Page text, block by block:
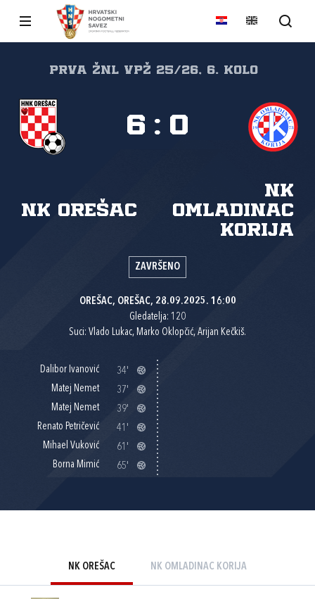
Prva ŽNL VPŽ 25/26, 6. kolo
NK Orešac
NK
Omladinac
Korija
6 : 0
ZAVRŠENO
OREŠAC, OREŠAC, 28.09.2025. 16:00
Gledatelja: 120
Suci: Vlado Lukac, Marko Oklopčić, Arijan Kečkiš.
Dalibor Ivanović
34'
Matej Nemet
37'
Matej Nemet
39'
Renato Petričević
41'
Mihael Vuković
61'
Borna Mimić
65'
NK OREŠAC NK OMLADINAC KORIJA